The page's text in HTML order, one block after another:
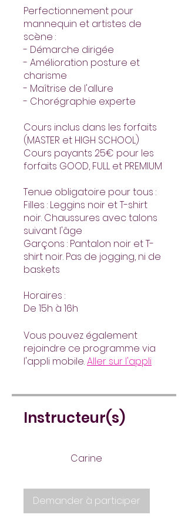
Perfectionnement pour
mannequin et artistes de
scène :
- Démarche dirigée
- Amélioration posture et
charisme
- Maîtrise de l'allure
- Chorégraphie experte
Cours inclus dans les forfaits
(MASTER et HIGH SCHOOL)
Cours payants 25€ pour les
forfaits GOOD, FULL et PREMIUM
Tenue obligatoire pour tous :
Filles : Leggins noir et T-shirt
noir. Chaussures avec talons
suivant l'âge
Garçons : Pantalon noir et T-
shirt noir. Pas de jogging, ni de
baskets
Horaires :
De 15h à 16h
Vous pouvez également
rejoindre ce programme via
l'appli mobile.Aller sur l'appli
Instructeur(s)
Carine
Demander à participer